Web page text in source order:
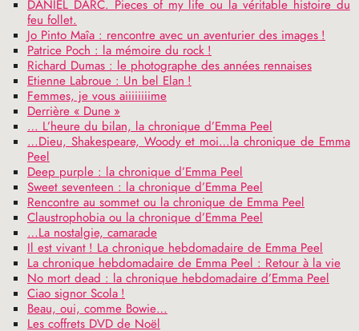
DANIEL DARC. Pieces of my life ou la véritable histoire du
feu follet.
Jo Pinto Maîa : rencontre avec un aventurier des images !
Patrice Poch : la mémoire du rock !
Richard Dumas : le photographe des années rennaises
Etienne Labroue : Un bel Elan !
Femmes, je vous aiiiiiiiime
Derrière « Dune »
… L’heure du bilan, la chronique d’Emma Peel
…Dieu, Shakespeare, Woody et moi…la chronique de Emma
Peel
Deep purple : la chronique d’Emma Peel
Sweet seventeen : la chronique d’Emma Peel
Rencontre au sommet ou la chronique de Emma Peel
Claustrophobia ou la chronique d’Emma Peel
…La nostalgie, camarade
Il est vivant ! La chronique hebdomadaire de Emma Peel
La chronique hebdomadaire de Emma Peel : Retour à la vie
No mort dead : la chronique hebdomadaire d’Emma Peel
Ciao signor Scola !
Beau, oui, comme Bowie…
Les coffrets DVD de Noël